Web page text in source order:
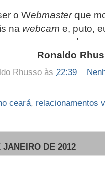
o Webmasterque
na webcam e, puto,
'
Ronaldo
Rhusso às 22:39
ceará, relacionamentos
JANEIRO DE 2012